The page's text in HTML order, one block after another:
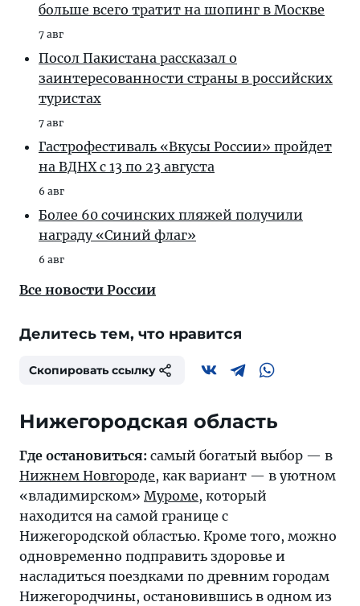
больше всего тратит на шопинг в Москве
7 авг
Посол Пакистана рассказал о
заинтересованности страны в российских
туристах
7 авг
Гастрофестиваль «Вкусы России» пройдет
на ВДНХ с 13 по 23 августа
6 авг
Более 60 сочинских пляжей получили
награду «Синий флаг»
6 авг
Все новости России
Делитесь тем, что нравится
Скопировать ссылку
Нижегородская область
Где остановиться: самый богатый выбор — в
Нижнем Новгороде, как вариант — в уютном
«владимирском» Муроме, который
находится на самой границе с
Нижегородской областью. Кроме того, можно
одновременно подправить здоровье и
насладиться поездками по древним городам
Нижегородчины, остановившись в одном из